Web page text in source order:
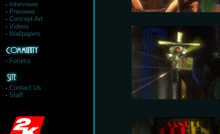
·
Interviews
· Previews
· Concept Art
· Videos
· Wallpapers
· Forums
· Contact Us
· Staff